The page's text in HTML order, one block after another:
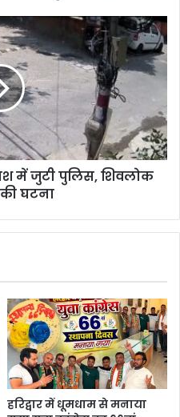
में जुटी पुलिस, शिवलोक
घटना
हरिद्वार में धूमधाम से मनाया